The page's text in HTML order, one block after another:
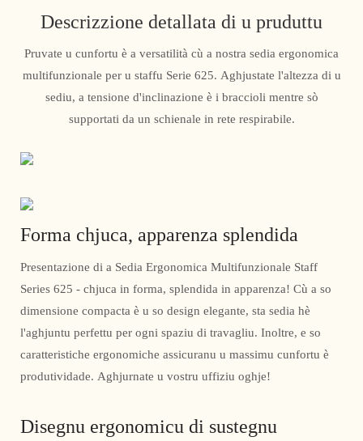
Descrizzione detallata di u pruduttu
Pruvate u cunfortu è a versatilità cù a nostra sedia ergonomica
multifunzionale per u staffu Serie 625. Aghjustate l'altezza di u
sediu, a tensione d'inclinazione è i braccioli mentre sò
supportati da un schienale in rete respirabile.
Forma chjuca, apparenza splendida
Presentazione di a Sedia Ergonomica Multifunzionale Staff
Series 625 - chjuca in forma, splendida in apparenza! Cù a so
dimensione compacta è u so design elegante, sta sedia hè
l'aghjuntu perfettu per ogni spaziu di travagliu. Inoltre, e so
caratteristiche ergonomiche assicuranu u massimu cunfortu è
produtividade. Aghjurnate u vostru uffiziu oghje!
Disegnu ergonomicu di sustegnu